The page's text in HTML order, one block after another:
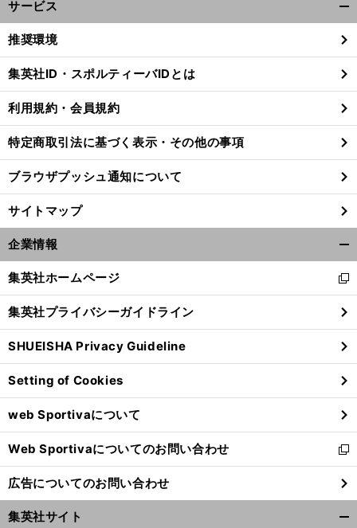
サービス
閉
る
推奨環境
集英社ID・スポルティーバIDとは
利用規約・会員規約
特定商取引法に基づく表示・その他の事項
ブラウザプッシュ通知について
サイトマップ
企業情報
閉
る
集英社ホームページ
新
し
い
ウ
ィ
ン
ド
ウ
で
開
く
集英社プライバシーガイドライン
SHUEISHA Privacy Guideline
Setting of Cookies
web Sportivaについて
Web Sportivaについてのお問い合わせ
新
し
い
ウ
ィ
広告についてのお問い合わせ
集英社サイト